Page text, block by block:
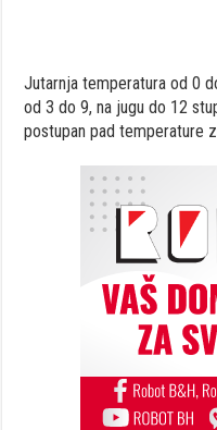
Jutarnja temperatura od 0
od 3 do 9, na jugu do 12
postupan pad temperature